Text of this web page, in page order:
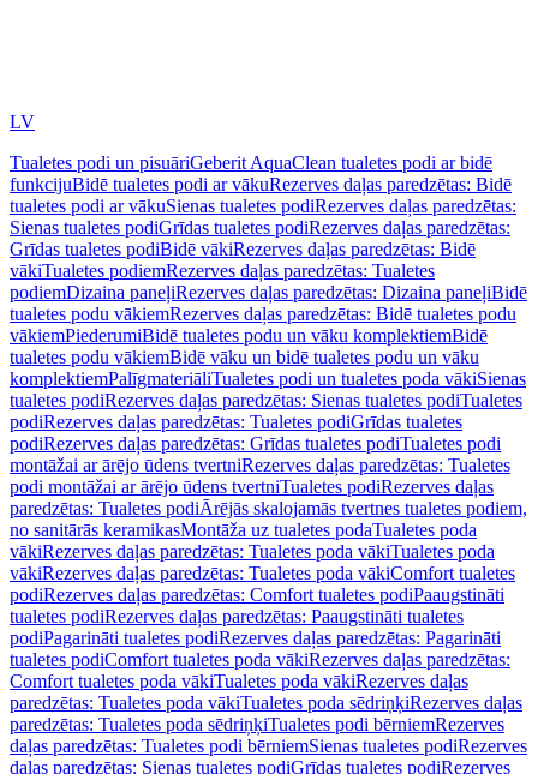
LV
Tualetes podi un pisuāriGeberit AquaClean tualetes podi ar bidē
funkcijuBidē tualetes podi ar vākuRezerves daļas paredzētas: Bidē
tualetes podi ar vākuSienas tualetes podiRezerves daļas paredzētas:
Sienas tualetes podiGrīdas tualetes podiRezerves daļas paredzētas:
Grīdas tualetes podiBidē vākiRezerves daļas paredzētas: Bidē
vākiTualetes podiemRezerves daļas paredzētas: Tualetes
podiemDizaina paneļiRezerves daļas paredzētas: Dizaina paneļiBidē
tualetes podu vākiemRezerves daļas paredzētas: Bidē tualetes podu
vākiemPiederumiBidē tualetes podu un vāku komplektiemBidē
tualetes podu vākiemBidē vāku un bidē tualetes podu un vāku
komplektiemPalīgmateriāliTualetes podi un tualetes poda vākiSienas
tualetes podiRezerves daļas paredzētas: Sienas tualetes podiTualetes
podiRezerves daļas paredzētas: Tualetes podiGrīdas tualetes
podiRezerves daļas paredzētas: Grīdas tualetes podiTualetes podi
montāžai ar ārējo ūdens tvertniRezerves daļas paredzētas: Tualetes
podi montāžai ar ārējo ūdens tvertniTualetes podiRezerves daļas
paredzētas: Tualetes podiĀrējās skalojamās tvertnes tualetes podiem,
no sanitārās keramikasMontāža uz tualetes podaTualetes poda
vākiRezerves daļas paredzētas: Tualetes poda vākiTualetes poda
vākiRezerves daļas paredzētas: Tualetes poda vākiComfort tualetes
podiRezerves daļas paredzētas: Comfort tualetes podiPaaugstināti
tualetes podiRezerves daļas paredzētas: Paaugstināti tualetes
podiPagarināti tualetes podiRezerves daļas paredzētas: Pagarināti
tualetes podiComfort tualetes poda vākiRezerves daļas paredzētas:
Comfort tualetes poda vākiTualetes poda vākiRezerves daļas
paredzētas: Tualetes poda vākiTualetes poda sēdriņķiRezerves daļas
paredzētas: Tualetes poda sēdriņķiTualetes podi bērniemRezerves
daļas paredzētas: Tualetes podi bērniemSienas tualetes podiRezerves
daļas paredzētas: Sienas tualetes podiGrīdas tualetes podiRezerves